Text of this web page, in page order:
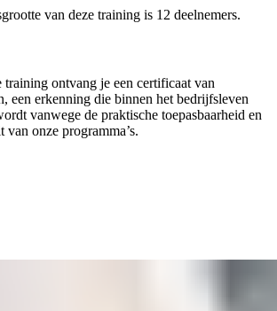
van deze training is 12 deelnemers.
ontvang je een certificaat van
een erkenning die binnen het bedrijfsleven
vanwege de praktische toepasbaarheid en
onze programma’s.